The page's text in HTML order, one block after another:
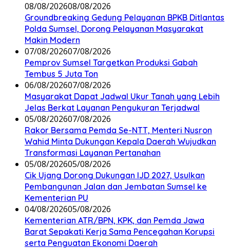
08/08/202608/08/2026
Groundbreaking Gedung Pelayanan BPKB Ditlantas
Polda Sumsel, Dorong Pelayanan Masyarakat
Makin Modern
07/08/202607/08/2026
Pemprov Sumsel Targetkan Produksi Gabah
Tembus 5 Juta Ton
06/08/202607/08/2026
Masyarakat Dapat Jadwal Ukur Tanah yang Lebih
Jelas Berkat Layanan Pengukuran Terjadwal
05/08/202607/08/2026
Rakor Bersama Pemda Se-NTT, Menteri Nusron
Wahid Minta Dukungan Kepala Daerah Wujudkan
Transformasi Layanan Pertanahan
05/08/202605/08/2026
Cik Ujang Dorong Dukungan IJD 2027, Usulkan
Pembangunan Jalan dan Jembatan Sumsel ke
Kementerian PU
04/08/202605/08/2026
Kementerian ATR/BPN, KPK, dan Pemda Jawa
Barat Sepakati Kerja Sama Pencegahan Korupsi
serta Penguatan Ekonomi Daerah